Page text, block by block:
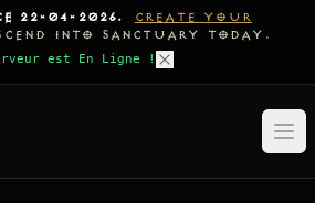
22-04-2026.
CREATE YOUR
INTO SANCTUARY TODAY.
est En Ligne !